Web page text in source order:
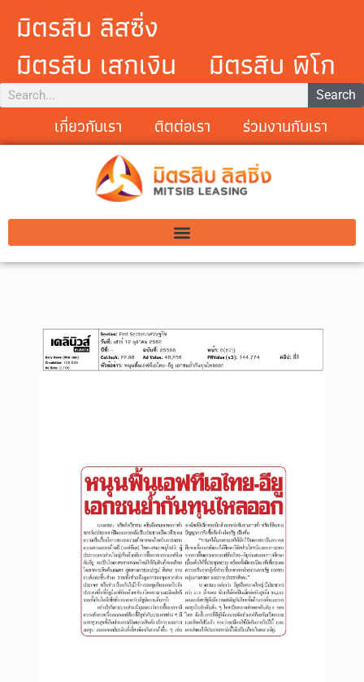
มิตรสิบ ลิสซิ่ง
มิตรสิบ เสกเงิน
มิตรสิบ พิโก
Search
เกี่ยวกับเรา ติตต่อเรา ร่วมงานกับเรา